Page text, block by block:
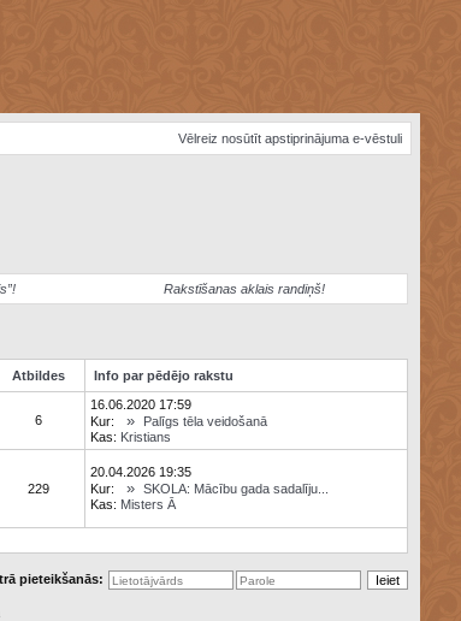
Vēlreiz nosūtīt apstiprinājuma e-vēstuli
Rakstīšanas aklais randiņš!
Atbildes Info par pēdējo rakstu
6
16.06.2020 17:59
Kur:
»
Palīgs tēla veidošanā
Kas: Kristians
229
20.04.2026 19:35
Kur:
» SKOLA: Mācību gada sadalīju...
Kas: Misters Ā
pieteikšanās: